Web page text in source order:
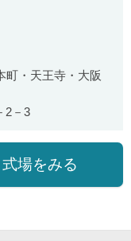
町・天王寺・大阪
2－3
式場をみる